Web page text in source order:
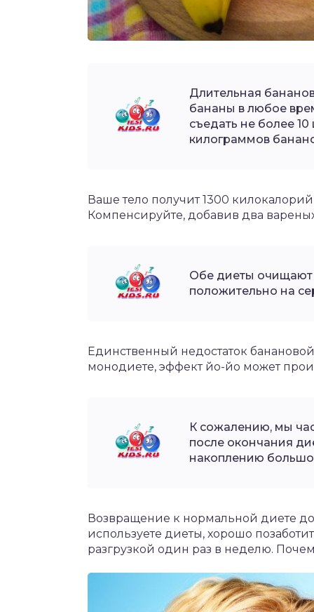
Длительная
бананы в любое
съедать не более
килограммов
Ваше тело получит 1300
Компенсируйте, добавив два
Обе диеты очищают
положительно на
Единственный недостаток
монодиете, эффект йо-йо может
К сожалению, мы
после окончания
накоплению
Возвращение к нормальной диете
используете диеты, хорошо
разгрузкой один раз в неделю.